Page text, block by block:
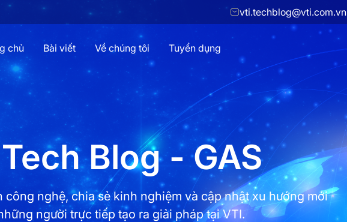
vti.techblog@vti.com.vn
chủ Bài viết Về chúng tôi Tuyển dụng
Blog - GAS
công nghệ, chia sẻ kinh nghiệm và cập nhật xu hướng mới
người trực tiếp tạo ra giải pháp tại VTI.